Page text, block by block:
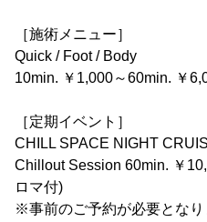
［施術メニュー］
Quick / Foot / Body
10min. ￥1,000～60min. ￥
［定期イベント］
CHILL SPACE NIGHT
Chillout Session 60min. ￥
ロマ付)
※事前のご予約が必要とな